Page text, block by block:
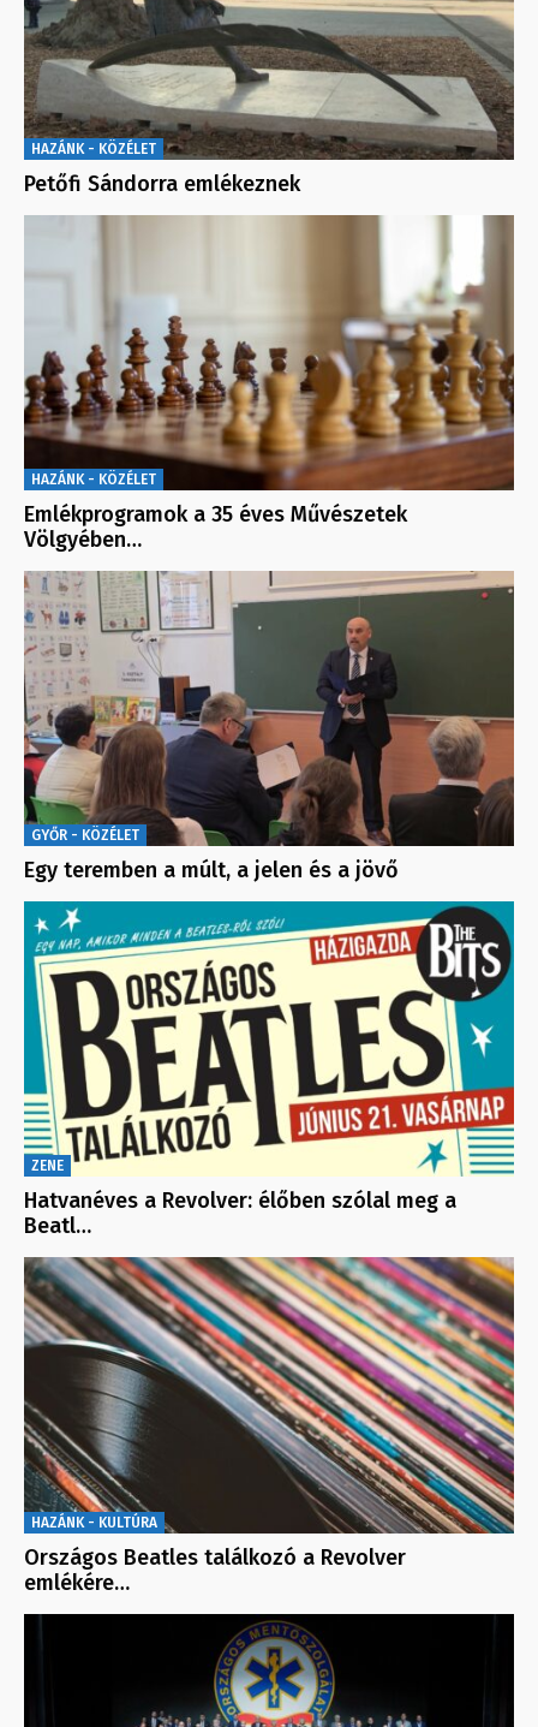
HAZÁNK - KÖZÉLET
Petőfi Sándorra emlékeznek
HAZÁNK - KÖZÉLET
Emlékprogramok a 35 éves Művészetek
Völgyében…
GYŐR - KÖZÉLET
Egy teremben a múlt, a jelen és a jövő
ZENE
Hatvanéves a Revolver: élőben szólal meg a
Beatl…
HAZÁNK - KULTÚRA
Országos Beatles találkozó a Revolver
emlékére…